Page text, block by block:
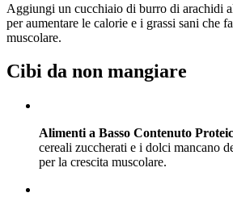
Aggiungi un cucchiaio di burro di arachidi
per aumentare le calorie e i grassi sani che
muscolare.
Cibi da non mangiare
Alimenti a Basso Contenuto
cereali zuccherati e i dolci mancano
per la crescita muscolare.